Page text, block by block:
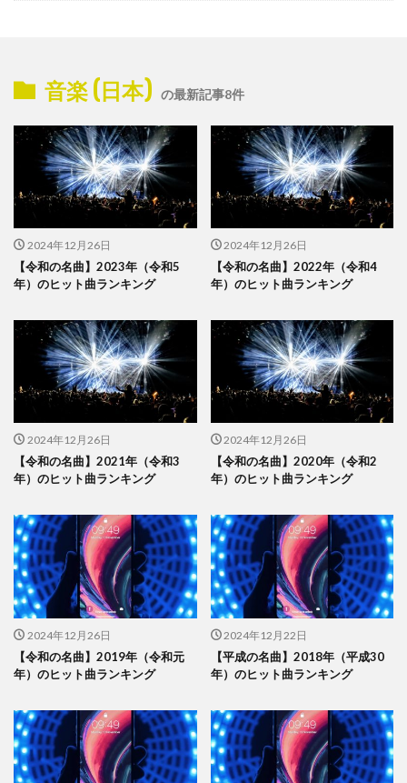
音楽 (日本) の最新記事8件
2024年12月26日
【令和の名曲】2023年（令和5
年）のヒット曲ランキング
2024年12月26日
【令和の名曲】2022年（令和4
年）のヒット曲ランキング
2024年12月26日
【令和の名曲】2021年（令和3
年）のヒット曲ランキング
2024年12月26日
【令和の名曲】2020年（令和2
年）のヒット曲ランキング
2024年12月26日
【令和の名曲】2019年（令和元
年）のヒット曲ランキング
2024年12月22日
【平成の名曲】2018年（平成30
年）のヒット曲ランキング